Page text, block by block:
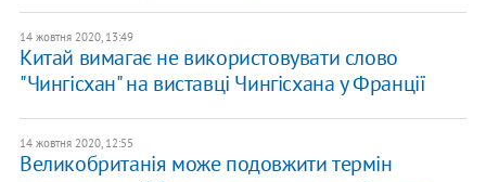
14 жовтня 2020, 13:49
Китай вимагає не використовувати слово
"Чингісхан" на виставці Чингісхана у Франції
14 жовтня 2020, 12:55
Великобританія може подовжити термін